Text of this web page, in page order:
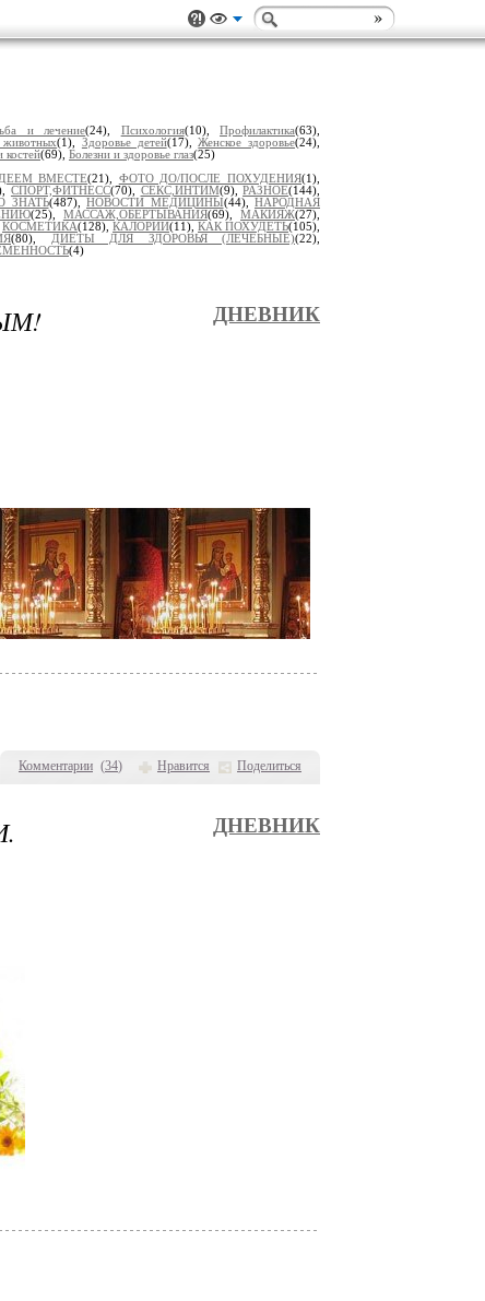
и лечение(24), Психология(10),Профилактика(63),
животных(1), Здоровье детей(17),Женское здоровье(24),
костей(69), Болезни и здоровье глаз(25)
ВМЕСТЕ(21), ФОТО ДО/ПОСЛЕ ПОХУДЕНИЯ(1),
СПОРТ,ФИТНЕСС(70), СЕКС,ИНТИМ(9),РАЗНОЕ(144),
ЗНАТЬ(487), НОВОСТИ МЕДИЦИНЫ(44), НАРОДНАЯ
(25), МАССАЖ,ОБЕРТЫВАНИЯ(69),МАКИЯЖ(27),
КОСМЕТИКА(128), КАЛОРИИ(11), КАК ПОХУДЕТЬ(105),
(80), ДИЕТЫ ДЛЯ ЗДОРОВЬЯ (ЛЕЧЕБНЫЕ)(22),
(4)
Комментарии (34) Нравится Поделиться
ДНЕВНИК
ДНЕВНИК